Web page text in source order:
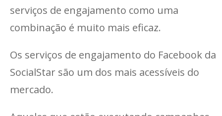
serviços de engajamento como uma
combinação é muito mais eficaz.
Os serviços de engajamento do Facebook da
SocialStar são um dos mais acessíveis do
mercado.